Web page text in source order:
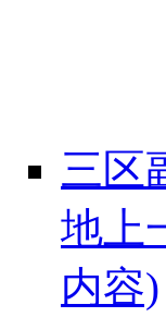
三区
地上
内容)